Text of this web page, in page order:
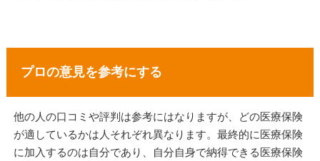
プロの意見を参考にする
他の人の口コミや評判は参考にはなりますが、どの医療保険
が適しているかは人それぞれ異なります。最終的に医療保険
に加入するのは自分であり、自分自身で納得できる医療保険